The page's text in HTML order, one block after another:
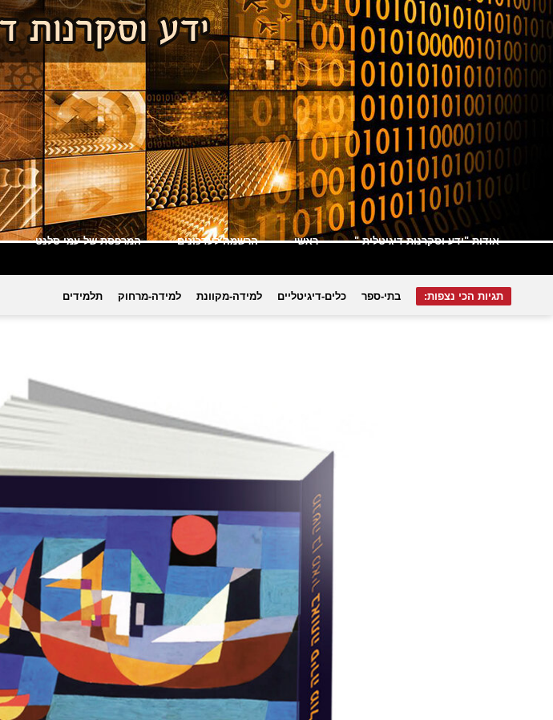
אודות "ידע וסקרנות דיגיטלית " ראשי הרשמה לעדכונים המרפסת של עמי סלנט
תגיות הכי נצפות: בתי-ספר כלים-דיגיטליים למידה-מקוונת למידה-מרחוק תלמידים